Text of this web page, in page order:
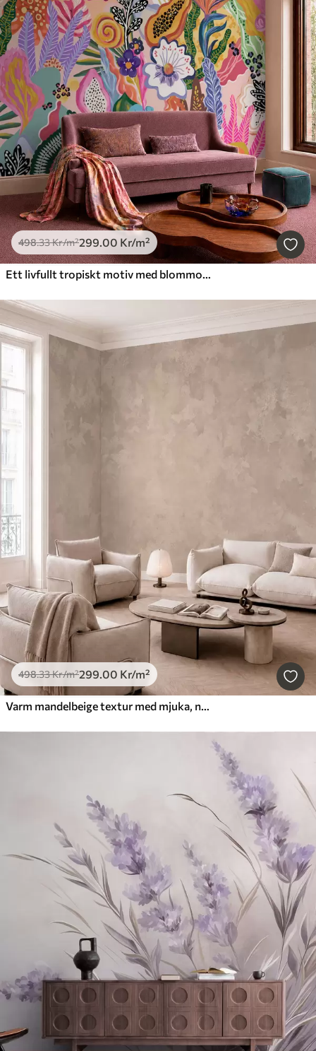
498.33Kr/m²299.00 Kr/m²
Ett livfullt tropiskt motiv med blommor, blad och färgglada frukter
498.33Kr/m²299.00 Kr/m²
Varm mandelbeige textur med mjuka, naturliga tonövergångar